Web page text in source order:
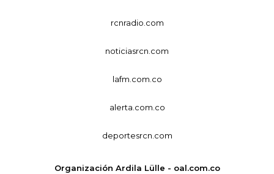
rcnradio.com
noticiasrcn.com
lafm.com.co
alerta.com.co
deportesrcn.com
Organización Ardila Lülle - oal.com.co